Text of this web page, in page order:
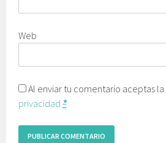
Web
Al enviar tu comentario aceptas la
privacidad *